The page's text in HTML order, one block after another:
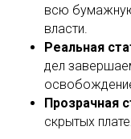
всю
власти.
Реальная
дел
Прозрачная
скрытых